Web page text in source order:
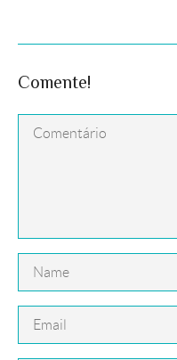
Comente!